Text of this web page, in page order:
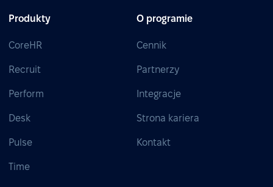
Produkty
CoreHR
Recruit
Perform
Desk
Pulse
Time
O programie
Cennik
Partnerzy
Integracje
Strona kariera
Kontakt